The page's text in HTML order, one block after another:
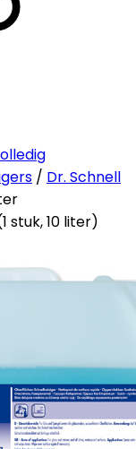
/ Dr. Schnell
stuk, 10 liter)